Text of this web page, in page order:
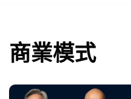
商業模式